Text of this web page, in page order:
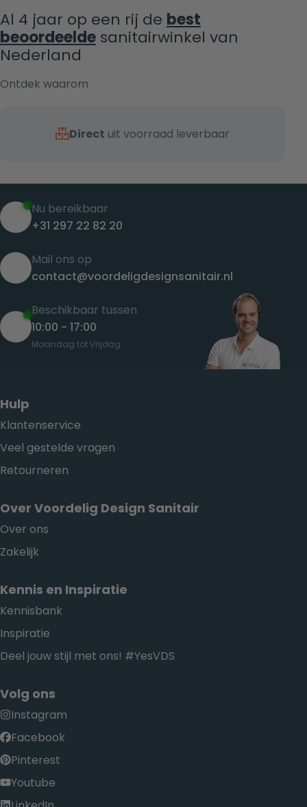
Al 4 jaar op een rij de best
beoordeelde sanitairwinkel van
Nederland
Ontdek waarom
Direct uit voorraad leverbaar
Nu bereikbaar
+31 297 22 82 20
Mail ons op
contact@voordeligdesignsanitair.nl
Beschikbaar tussen
10:00 - 17:00
Maandag tot Vrijdag
Hulp
Klantenservice
Veel gestelde vragen
Retourneren
Over Voordelig Design Sanitair
Over ons
Zakelijk
Kennis en Inspiratie
Kennisbank
Inspiratie
Deel jouw stijl met ons! #YesVDS
Volg ons
Instagram
Facebook
Pinterest
Youtube